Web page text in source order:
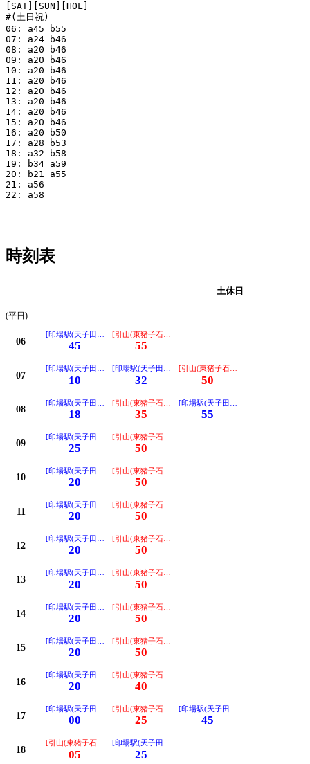
[SAT][SUN][HOL]
#(土日祝)
06: a45 b55
07: a24 b46
08: a20 b46
09: a20 b46
10: a20 b46
11: a20 b46
12: a20 b46
13: a20 b46
14: a20 b46
15: a20 b46
16: a20 b50
17: a28 b53
18: a32 b58
19: b34 a59
20: b21 a55
21: a56
22: a58
時刻表
土休日
(平日)
06
[印場駅(天子田経由ノンステップ)]
45
[引山(東猪子石経由ノンステップ)]
55
07
[印場駅(天子田経由ノンステップ)]
10
[印場駅(天子田経由ノンステップ)]
32
[引山(東猪子石経由ノンステップ)]
50
08
[印場駅(天子田経由ノンステップ)]
18
[引山(東猪子石経由ノンステップ)]
35
[印場駅(天子田経由ノンステップ)]
55
09
[印場駅(天子田経由ノンステップ)]
25
[引山(東猪子石経由ノンステップ)]
50
10
[印場駅(天子田経由ノンステップ)]
20
[引山(東猪子石経由ノンステップ)]
50
11
[印場駅(天子田経由ノンステップ)]
20
[引山(東猪子石経由ノンステップ)]
50
12
[印場駅(天子田経由ノンステップ)]
20
[引山(東猪子石経由ノンステップ)]
50
13
[印場駅(天子田経由ノンステップ)]
20
[引山(東猪子石経由ノンステップ)]
50
14
[印場駅(天子田経由ノンステップ)]
20
[引山(東猪子石経由ノンステップ)]
50
15
[印場駅(天子田経由ノンステップ)]
20
[引山(東猪子石経由ノンステップ)]
50
16
[印場駅(天子田経由ノンステップ)]
20
[引山(東猪子石経由ノンステップ)]
40
17
[印場駅(天子田経由ノンステップ)]
00
[引山(東猪子石経由ノンステップ)]
25
[印場駅(天子田経由ノンステップ)]
45
18
[引山(東猪子石経由ノンステップ)]
05
[印場駅(天子田経由ノンステップ)]
25